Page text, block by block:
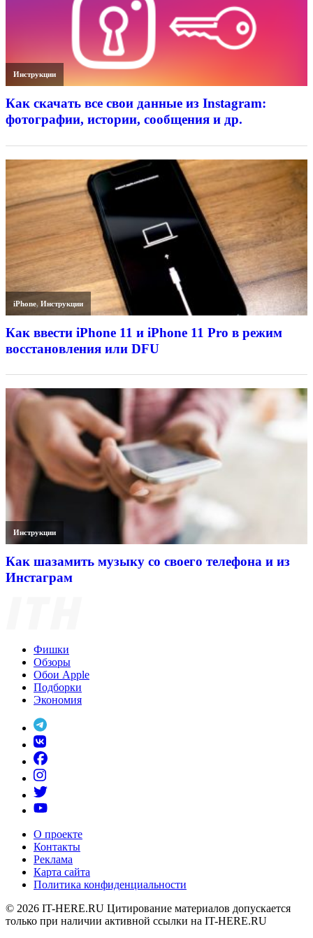
Инструкции
Как скачать все свои данные из Instagram:
фотографии, истории, сообщения и др.
iPhone,Инструкции
Как ввести iPhone 11 и iPhone 11 Pro в режим
восстановления или DFU
Инструкции
Как шазамить музыку со своего телефона и из
Инстаграм
Фишки
Обзоры
Обои Apple
Подборки
Экономия
О проекте
Контакты
Реклама
Карта сайта
Политика конфиденциальности
© 2026 IT-HERE.RU Цитирование материалов допускается
только при наличии активной ссылки на IT-HERE.RU